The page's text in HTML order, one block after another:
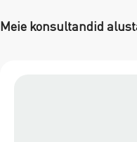
Meie konsultandid